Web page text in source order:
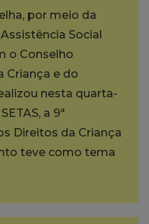
por meio da
Social
o Conselho
Criança e do
nesta quarta-
a 9ª
Direitos da Criança
teve como tema